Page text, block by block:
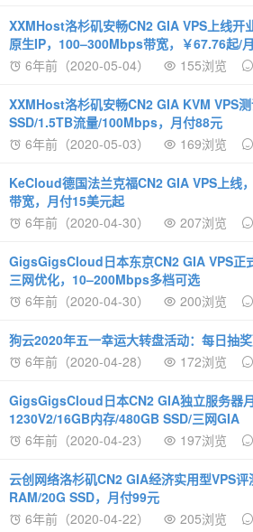
XXMHost洛杉矶安畅CN2 GIA VPS上线开
原生IP，100–300Mbps带宽，￥67.76起/月
6年前（2020-05-04）
155浏览
XXMHost洛杉矶安畅CN2 GIA KVM VPS
SSD/1.5TB流量/100Mbps，月付88元
6年前（2020-05-03）
169浏览
KeCloud德国法兰克福CN2 GIA VPS上线
带宽，月付15美元起
6年前（2020-04-30）
207浏览
GigsGigsCloud日本东京CN2 GIA VPS正
三网优化，10–200Mbps多档可选
6年前（2020-04-30）
200浏览
狗云2020年五一幸运大转盘活动：每日抽
6年前（2020-04-28）
172浏览
GigsGigsCloud日本CN2 GIA独立服务器
1230V2/16GB内存/480GB SSD/三网GIA
6年前（2020-04-23）
197浏览
云创网络洛杉矶CN2 GIA经济实用型VPS
RAM/20G SSD，月付99元
6年前（2020-04-22）
205浏览